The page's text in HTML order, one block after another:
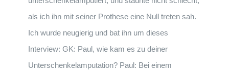
als ich ihn mit seiner Prothese eine Null treten sah.
Ich wurde neugierig und bat ihn um dieses
Interview: GK: Paul, wie kam es zu deiner
Unterschenkelamputation? Paul: Bei einem